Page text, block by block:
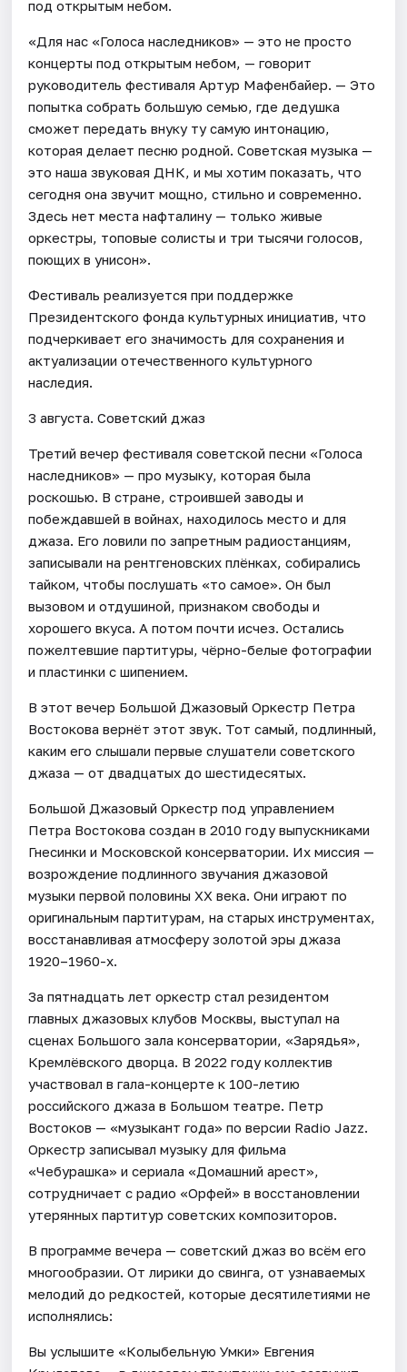
под открытым небом.
«Для нас «Голоса наследников» — это не просто
концерты под открытым небом, — говорит
руководитель фестиваля Артур Мафенбайер. — Это
попытка собрать большую семью, где дедушка
сможет передать внуку ту самую интонацию,
которая делает песню родной. Советская музыка —
это наша звуковая ДНК, и мы хотим показать, что
сегодня она звучит мощно, стильно и современно.
Здесь нет места нафталину — только живые
оркестры, топовые солисты и три тысячи голосов,
поющих в унисон».
Фестиваль реализуется при поддержке
Президентского фонда культурных инициатив, что
подчеркивает его значимость для сохранения и
актуализации отечественного культурного
наследия.
3 августа. Советский джаз
Третий вечер фестиваля советской песни «Голоса
наследников» — про музыку, которая была
роскошью. В стране, строившей заводы и
побеждавшей в войнах, находилось место и для
джаза. Его ловили по запретным радиостанциям,
записывали на рентгеновских плёнках, собирались
тайком, чтобы послушать «то самое». Он был
вызовом и отдушиной, признаком свободы и
хорошего вкуса. А потом почти исчез. Остались
пожелтевшие партитуры, чёрно-белые фотографии
и пластинки с шипением.
В этот вечер Большой Джазовый Оркестр Петра
Востокова вернёт этот звук. Тот самый, подлинный,
каким его слышали первые слушатели советского
джаза — от двадцатых до шестидесятых.
Большой Джазовый Оркестр под управлением
Петра Востокова создан в 2010 году выпускниками
Гнесинки и Московской консерватории. Их миссия —
возрождение подлинного звучания джазовой
музыки первой половины XX века. Они играют по
оригинальным партитурам, на старых инструментах,
восстанавливая атмосферу золотой эры джаза
1920–1960-х.
За пятнадцать лет оркестр стал резидентом
главных джазовых клубов Москвы, выступал на
сценах Большого зала консерватории, «Зарядья»,
Кремлёвского дворца. В 2022 году коллектив
участвовал в гала-концерте к 100-летию
российского джаза в Большом театре. Петр
Востоков — «музыкант года» по версии Radio Jazz.
Оркестр записывал музыку для фильма
«Чебурашка» и сериала «Домашний арест»,
сотрудничает с радио «Орфей» в восстановлении
утерянных партитур советских композиторов.
В программе вечера — советский джаз во всём его
многообразии. От лирики до свинга, от узнаваемых
мелодий до редкостей, которые десятилетиями не
исполнялись:
Вы услышите «Колыбельную Умки» Евгения